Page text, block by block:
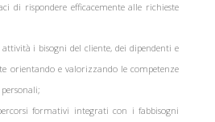
di rispondere efficacemente alle richieste
i bisogni del cliente, dei dipendenti e
orientando e valorizzando le competenze
formativi integrati con i fabbisogni